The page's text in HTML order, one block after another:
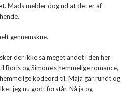
Mads melder dog ud at det er af
gennemskue.
der ikke så meget andet i den her
Boris og Simone’s hemmelige romance,
kodeord til. Maja går rundt og
jeg nu godt forstår. Nå ja og